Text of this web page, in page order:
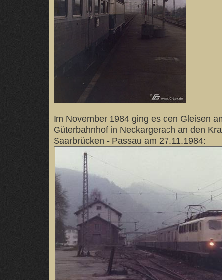
Im November 1984 ging es den Gleisen
Güterbahnhof in Neckargerach an den
Saarbrücken - Passau am 27.11.1984: